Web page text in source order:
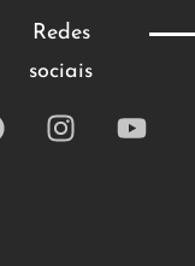
Redes
sociais